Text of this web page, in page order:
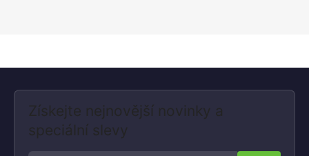
Získejte nejnovější novinky a
speciální slevy